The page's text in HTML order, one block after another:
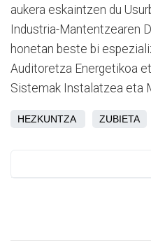
aukera eskaintzen du
Industria-Mantentzearen
honetan beste bi
Auditoretza Energetikoa
Sistemak Instalatzea eta
HEZKUNTZA ZUBIETA